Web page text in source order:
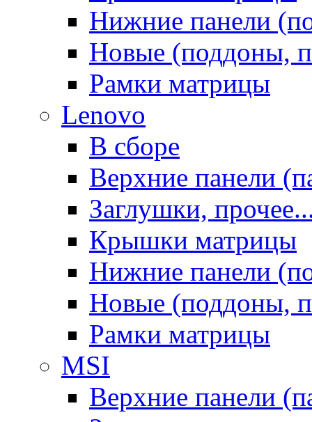
Нижние панели
Новые (поддоны,
Рамки матрицы
Lenovo
В сборе
Верхние панели
Заглушки,
Крышки матрицы
Нижние панели
Новые (поддоны,
Рамки матрицы
MSI
Верхние панели